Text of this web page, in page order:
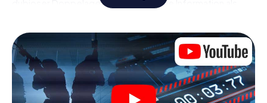
dubioser Doppelagent und so manche Information als
Sie niemandem!
Anders als in einem klassischen Escape Room in Maintal
sind Sie also nicht in ein Zimmer eingesperrt, aus dem Sie
sich in einem vorgegebenen Zeitfenster befreien
müssen. Diese Smartphone Schnitzeljagd erklärt ganz